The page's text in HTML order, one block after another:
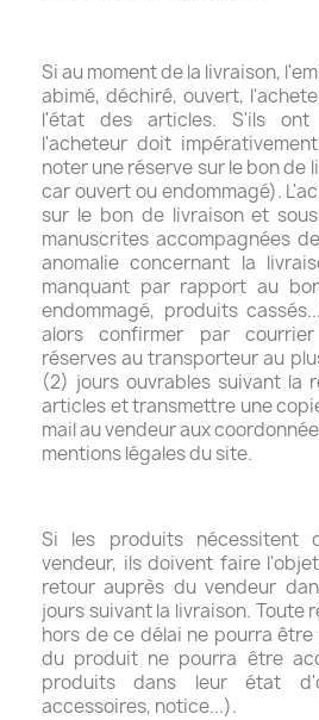
Si au moment de la livraison,
abimé, déchiré, ouvert,
l'état des articles. S'ils ont
l'acheteur doit
noter une réserve sur le bon de
car ouvert ou endommagé).
sur le bon de livraison et
manuscrites accompagnées
anomalie concernant la
manquant par rapport au
endommagé, produits
alors confirmer par
réserves au transporteur au
(2) jours ouvrables suivant la
articles et transmettre une
mail au vendeur aux
mentions légales du site.
Si les produits nécessitent
vendeur, ils doivent faire
retour auprès du vendeur
jours suivant la livraison. Toute
hors de ce délai ne pourra
du produit ne pourra être
produits dans leur état
accessoires, notice...).